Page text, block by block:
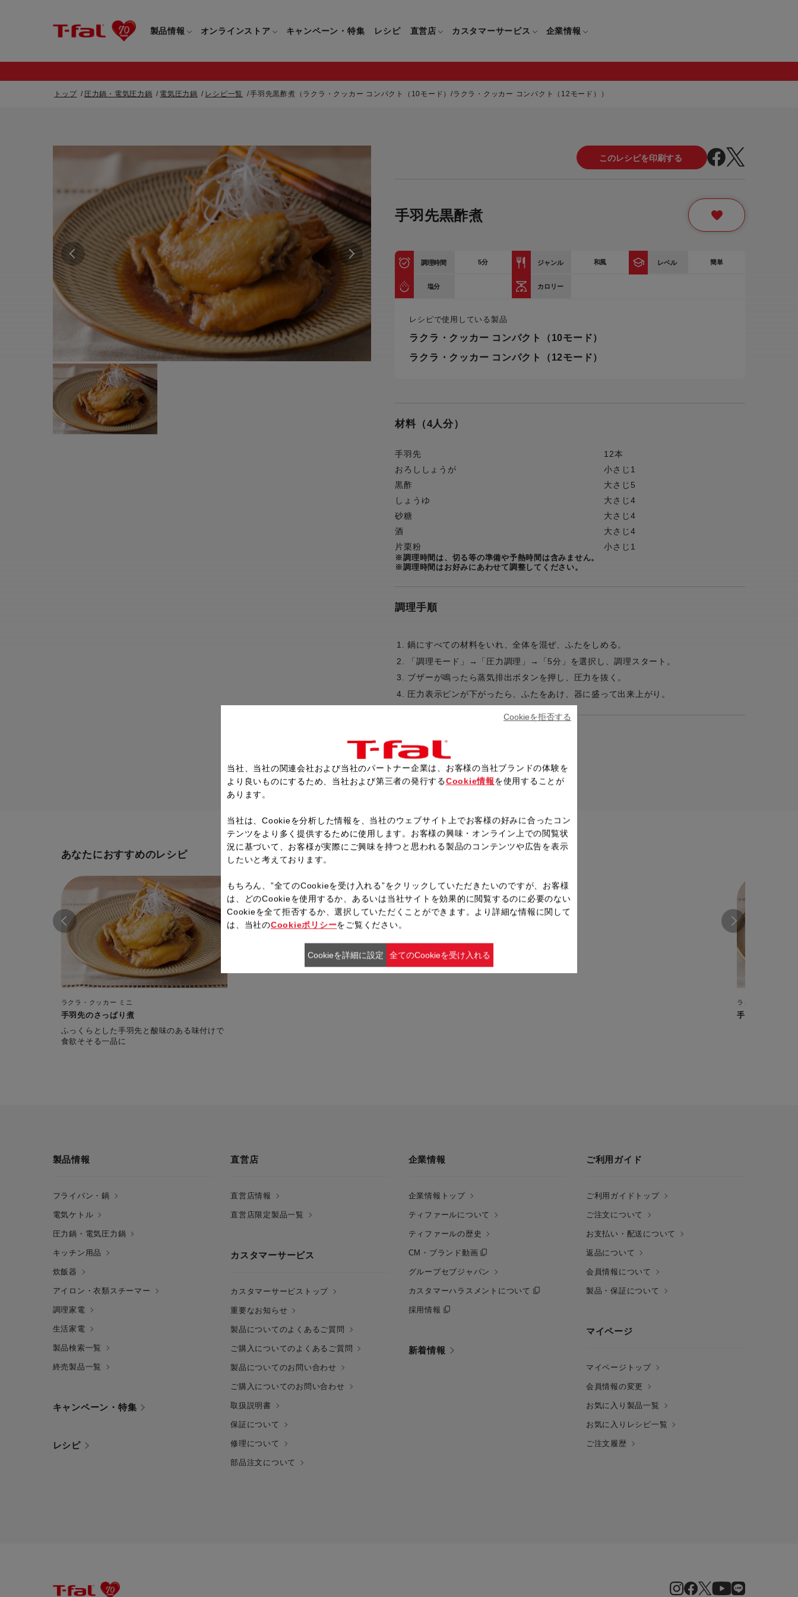
製品情報
すべてのフライパン・鍋
取っ手つきフライパン・鍋
取っ手のとれるフライパン・鍋
電気ケトル
すべての電気ケトル
圧力鍋・電気圧力鍋
すべての圧力鍋・電気圧力鍋
圧力鍋
キッチンナイフ(包丁)
マルチみじん切り器
保存容器
ドリンクウェア
キッチンツール
カトラリー
炊飯器
すべてのアイロン・衣類スチーマー
衣類スチーマー専用タイプ(1way)
スチームアイロン
卓上IH調理器
トースター
電気圧力鍋
生活家電
オンラインストア
すべてのフライパン・鍋一覧
取っ手つきフライパン・鍋一覧
取っ手のとれるフライパン・鍋一覧
電気ケトル一覧
すべての電気ケトル一覧
圧力鍋・電気圧力鍋一覧
すべての圧力鍋・電気圧力鍋一覧
圧力鍋一覧
電気圧力鍋一覧
すべてのキッチン用品一覧
キッチンナイフ(包丁)一覧
マルチみじん切り器一覧
保存容器一覧
ドリンクウェア一覧
キッチンツール一覧
カトラリー一覧
炊飯器一覧
すべての炊飯器一覧
すべてのアイロン・衣類スチーマー
衣類スチーマーアイロン兼用タイプ
ハンドブレンダー一覧
卓上IH調理器一覧
トースター一覧
生活家電一覧
ギフト・プレゼント特集
アウトレット一覧
限定製品
キャンペーン・特集 レシピ 直営店 カスタマーサービス
重要なお知らせ 製品についてのよくあるご質問
ご購入についてのよくあるご質問
ティファール会員に関するよくある
ご質問
保証について
企業情報
ティファールの歴史
CM・ブランド動画
グループセブジャパン
カスタマーハラスメント
について
採用情報
トップ 圧力鍋・電気圧力鍋 電気圧力鍋 レシピ一覧 手羽先黒酢煮（ラクラ・クッカー コンパクト（10モード）/ラクラ・クッカー コンパクト（12モード））
手羽先黒酢煮
調理時間 5分 ジャンル 和風 レベル 簡単
塩分 カロリー
レシピで使用している製品
ラクラ・クッカー コンパクト（10モード）
ラクラ・クッカー コンパクト（12モード）
材料（4人分）
手羽先
12本
おろししょうが
小さじ1
黒酢
大さじ5
しょうゆ
大さじ4
砂糖
大さじ4
酒
大さじ4
片栗粉
小さじ1
※調理時間は、切る等の準備や予熱時間は含みません。
※調理時間はお好みにあわせて調整してください。
調理手順
鍋にすべての材料をいれ、全体を混ぜ、ふたをしめる。
「調理モード」→「圧力調理」→「5分」を選択し、調理スタート。
ブザーが鳴ったら蒸気排出ボタンを押し、圧力を抜く。
圧力表示ピンが下がったら、ふたをあけ、器に盛って出来上がり。
レシピ一覧へ戻る
あなたにおすすめのレシピ
ラクラ・クッカー ミニ
手羽先のさっぱり煮
ふっくらとした手羽先と酸味のある味付けで
食欲そそる一品に
ラクラ・クッカー
手羽先黒酢煮
製品情報
フライパン・鍋
電気ケトル
圧力鍋・電気圧力鍋
キッチン用品
炊飯器
アイロン・衣類スチーマー
調理家電
生活家電
製品検索一覧
終売製品一覧
キャンペーン・特集
レシピ
直営店
直営店情報
直営店限定製品一覧
カスタマーサービス
カスタマーサービストップ
重要なお知らせ
製品についてのよくあるご質問
ご購入についてのよくあるご質問
製品についてのお問い合わせ
ご購入についてのお問い合わせ
取扱説明書
保証について
修理について
部品注文について
企業情報
企業情報トップ
ティファールについて
ティファールの歴史
CM・ブランド動画
グループセブジャパン
カスタマーハラスメントについて
採用情報
新着情報
ご利用ガイド
ご利用ガイドトップ
ご注文について
お支払い・配送について
返品について
会員情報について
製品・保証について
マイページ
マイページトップ
会員情報の変更
お気に入り製品一覧
お気に入りレシピ一覧
ご注文履歴
当社、当社の関連会社および当社のパートナー企業は、お客様の当社ブランドの体験を
より良いものにするため、当社および第三者の発行するCookie情報 を使用することが
あります。
当社は、Cookieを分析した情報を、当社のウェブサイト上でお客様の好みに合ったコン
テンツをより多く提供するために使用します。お客様の興味・オンライン上での閲覧状
況に基づいて、お客様が実際にご興味を持つと思われる製品のコンテンツや広告を表示
したいと考えております。
もちろん、”全てのCookieを受け入れる”をクリックしていただきたいのですが、お客様
は、どのCookieを使用するか、あるいは当社サイトを効果的に閲覧するのに必要のない
Cookieを全て拒否するか、選択していただくことができます。より詳細な情報に関して
は、当社のCookieポリシーをご覧ください。
Cookieを拒否する
Cookieを詳細に設定 全てのCookieを受け入れる